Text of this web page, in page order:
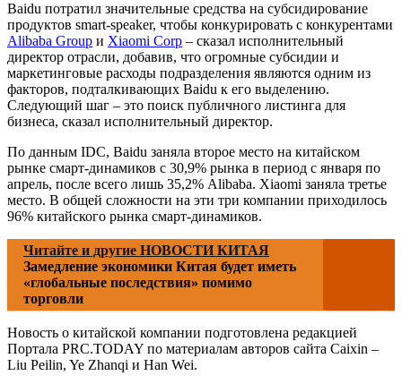
Baidu потратил значительные средства на субсидирование
продуктов smart-speaker, чтобы конкурировать с конкурентами
Alibaba Group и Xiaomi Corp – сказал исполнительный
директор отрасли, добавив, что огромные субсидии и
маркетинговые расходы подразделения являются одним из
факторов, подталкивающих Baidu к его выделению.
Следующий шаг – это поиск публичного листинга для
бизнеса, сказал исполнительный директор.
По данным IDC, Baidu заняла второе место на китайском
рынке смарт-динамиков с 30,9% рынка в период с января по
апрель, после всего лишь 35,2% Alibaba. Xiaomi заняла третье
место. В общей сложности на эти три компании приходилось
96% китайского рынка смарт-динамиков.
Читайте и другие НОВОСТИ КИТАЯ
Замедление экономики Китая будет иметь
«глобальные последствия» помимо
торговли
Новость о китайской компании подготовлена редакцией
Портала PRC.TODAY по материалам авторов сайта Caixin –
Liu Peilin, Ye Zhanqi и Han Wei.